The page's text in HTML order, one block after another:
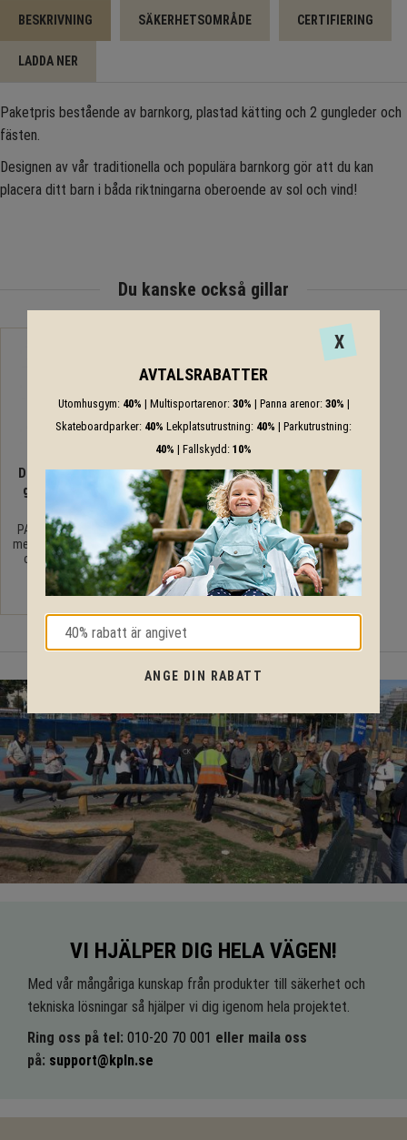
BESKRIVNING SÄKERHETSOMRÅDE CERTIFIERING
LADDA NER
Paketpris bestående av barnkorg, plastad kätting och 2 gungleder och
fästen.
Designen av vår traditionella och populära barnkorg gör att du kan
placera ditt barn i båda riktningarna oberoende av sol och vind!
Du kanske också gillar
Däckgunga med
gungleder och
fästen
PAH fri däckgunga
med plastad kätting
och 2 gungleder
5 190KR
VI HJÄLPER DIG HELA VÄGEN!
Med vår mångåriga kunskap från produkter till säkerhet och
tekniska lösningar så hjälper vi dig igenom hela projektet.
Ring oss på tel: 010-20 70 001 eller maila oss
på: support@kpln.se
X
AVTALSRABATTER
Utomhusgym: 40% | Multisportarenor: 30% | Panna arenor: 30% |
Skateboardparker: 40% Lekplatsutrustning: 40% | Parkutrustning:
40% | Fallskydd: 10%
ANGE DIN RABATT